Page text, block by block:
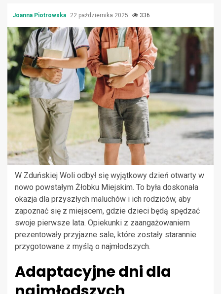
Joanna Piotrowska 22 października 2025 336
W Zduńskiej Woli odbył się wyjątkowy dzień otwarty w
nowo powstałym Żłobku Miejskim. To była doskonała
okazja dla przyszłych maluchów i ich rodziców, aby
zapoznać się z miejscem, gdzie dzieci będą spędzać
swoje pierwsze lata. Opiekunki z zaangażowaniem
prezentowały przyjazne sale, które zostały starannie
przygotowane z myślą o najmłodszych.
Adaptacyjne dni dla